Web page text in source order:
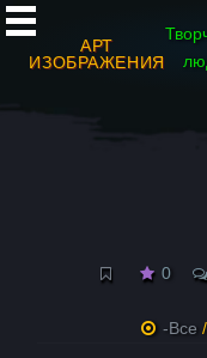
АРТ
ИЗОБРАЖЕНИЯ
0
-Все /